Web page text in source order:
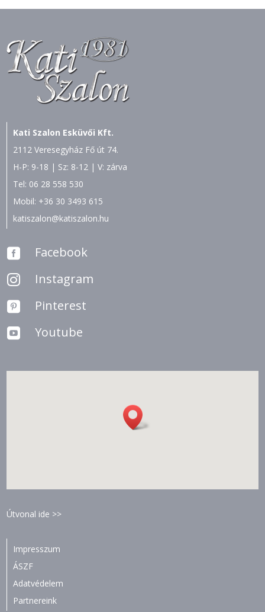
Kati Szalon Esküvői Kft.
2112 Veresegyház Fő út 74.
H-P: 9-18 | Sz: 8-12 | V: zárva
Tel: 06 28 558 530
Mobil: +36 30 3493 615
katiszalon@katiszalon.hu
 Facebook
 Instagram
 Pinterest
 Youtube
Útvonal ide >>
Impresszum
ÁSZF
Adatvédelem
Partnereink